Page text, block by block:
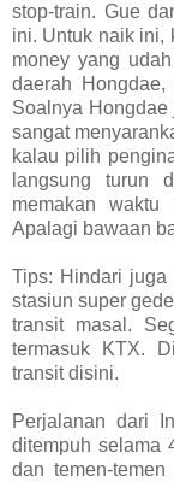
stop-train. Gue
ini. Untuk naik ini,
money yang
daerah
Soalnya
sangat
kalau pilih
langsung turun
memakan
Apalagi bawaan
Tips: Hindari
stasiun super
transit masal.
termasuk KTX.
transit disini.
Perjalanan dari
ditempuh selama
dan temen-